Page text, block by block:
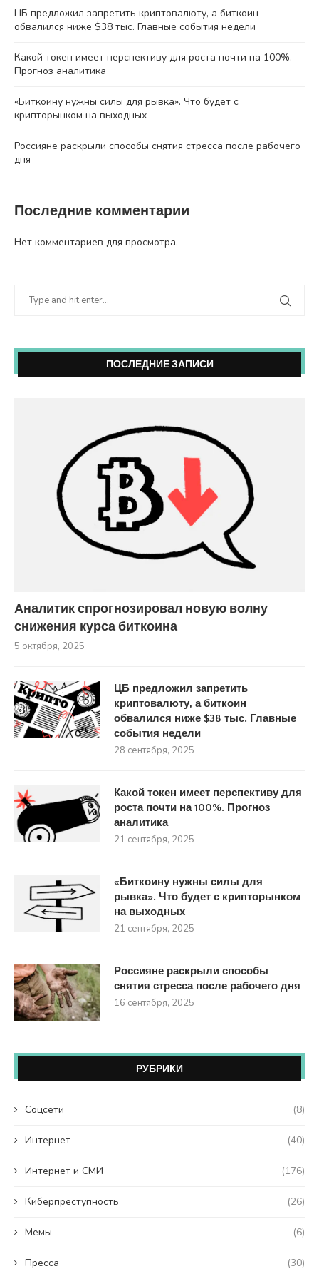
ЦБ предложил запретить криптовалюту, а биткоин
обвалился ниже $38 тыс. Главные события недели
Какой токен имеет перспективу для роста почти на 100%.
Прогноз аналитика
«Биткоину нужны силы для рывка». Что будет с
крипторынком на выходных
Россияне раскрыли способы снятия стресса после рабочего
дня
Последние комментарии
Нет комментариев для просмотра.
ПОСЛЕДНИЕ ЗАПИСИ
Аналитик спрогнозировал новую волну
снижения курса биткоина
5 октября, 2025
ЦБ предложил запретить
криптовалюту, а биткоин
обвалился ниже $38 тыс. Главные
события недели
28 сентября, 2025
Какой токен имеет перспективу для
роста почти на 100%. Прогноз
аналитика
21 сентября, 2025
«Биткоину нужны силы для
рывка». Что будет с крипторынком
на выходных
21 сентября, 2025
Россияне раскрыли способы
снятия стресса после рабочего дня
16 сентября, 2025
РУБРИКИ
Coцсети (8)
Интернет (40)
Интернет и СМИ (176)
Киберпреступность (26)
Мемы (6)
Пресса (30)